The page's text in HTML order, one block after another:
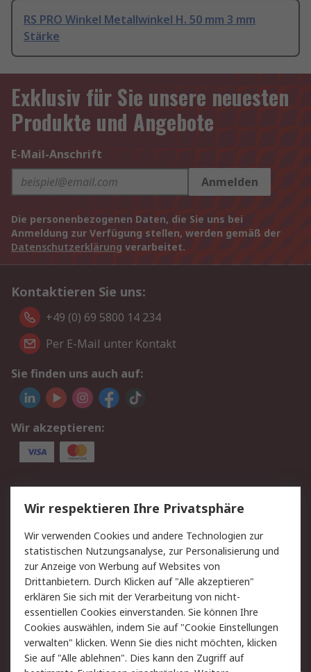
RS PRO Winkel Metallwinkel H. 50 mm 3 mm
Stärke
Exklusiv für Sie unsere neuesten
Produkte und Angebote
E-Mail-Anschrift
Anmelden
Die personenbezogenen Daten, die Sie uns bei
Anmeldung zur Verfügung stellen, werden gemäß der
Datenschutzerklärung verarbeitet.
Kontaktieren Sie uns:
+49 (0) 69 5800 14 234
Per E-Mail unter Kontakt
Sie finden uns auch auf:
Wir akzeptieren:
Service
Value Added Services
Lieferlösungen
Rücksendungen
Kontakt
Hilfe
Privatkunden
Rechtliches
AGB
Datenschutz
Cookie-Richtlinie
Zahlungsbedingungen
Copyright/Impressum
Entsorgung
Wir respektieren Ihre Privatsphäre
Wir verwenden Cookies und andere Technologien zur
statistischen Nutzungsanalyse, zur Personalisierung und
zur Anzeige von Werbung auf Websites von
Drittanbietern. Durch Klicken auf "Alle akzeptieren"
erklären Sie sich mit der Verarbeitung von nicht-
essentiellen Cookies einverstanden. Sie können Ihre
Cookies auswählen, indem Sie auf "Cookie Einstellungen
verwalten" klicken. Wenn Sie dies nicht möchten, klicken
Sie auf "Alle ablehnen". Dies kann den Zugriff auf